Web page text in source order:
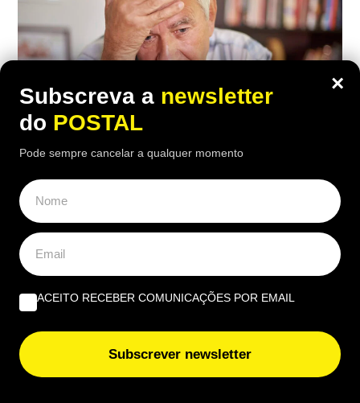
Inquilino recusou pagar taxa do lixo
porque o contrato não indicava o valor:
tribunal obrigou-o a pagar por este
motivo
O inquilino contestou a taxa do lixo por considerar
×
Subscreva a newsletter
do POSTAL
Pode sempre cancelar a qualquer momento
ACEITO RECEBER COMUNICAÇÕES POR EMAIL
Subscrever newsletter